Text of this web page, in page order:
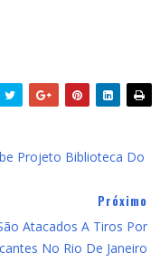
Projeto Biblioteca Do
Próximo
Atacados A Tiros Por
No Rio De Janeiro